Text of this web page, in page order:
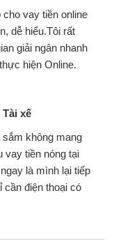
Mình cần tiền gấp nên
chiếc xe wave nhưng
gói vay tiền bằng CMND
cần gặp mặt nên rất tiện
Cấn Văn Lực - Tạp hóa
nhiều lúc cần vốn nhập
đến website qua bạn bè
đã giải quyết được công